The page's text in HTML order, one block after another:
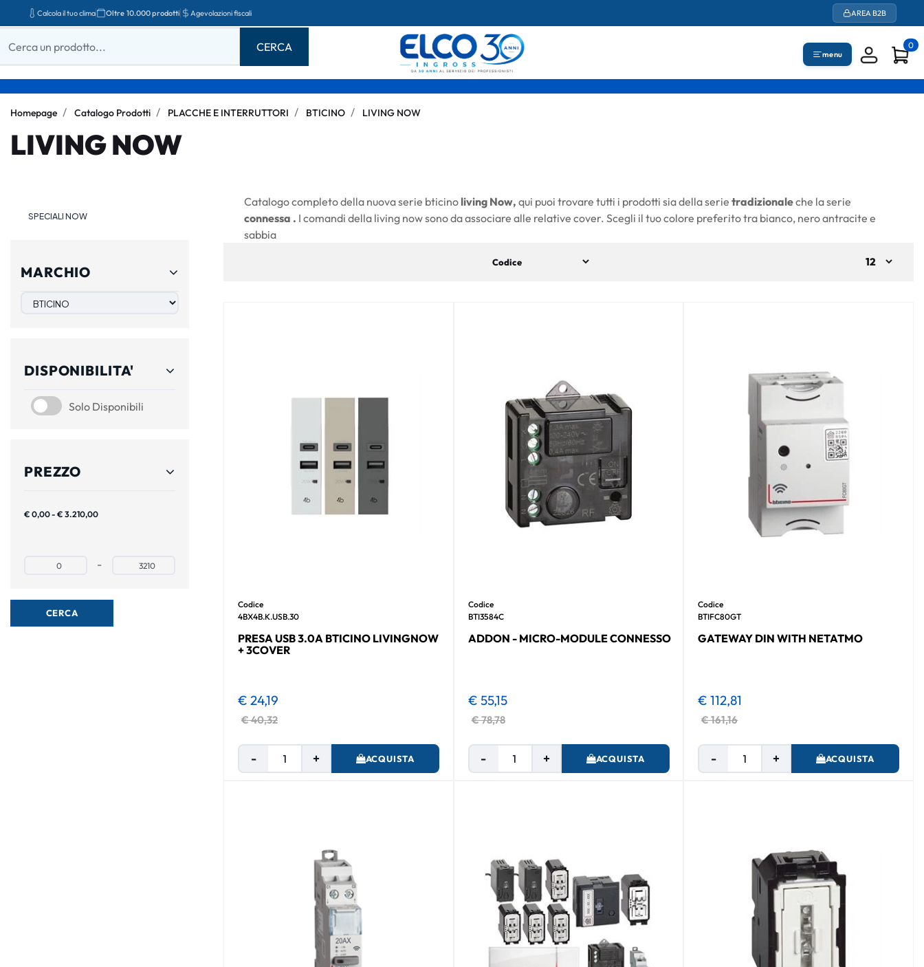
Calcola il tuo clima Oltre 10.000 prodotti Agevolazioni fiscali AREA B2B
menu
0
Homepage Catalogo Prodotti PLACCHE E INTERRUTTORI BTICINO LIVING NOW
LIVING NOW
SPECIALI NOW
MARCHIO
DISPONIBILITA'
Solo Disponibili
SOLO DISPONIBILI
PREZZO
€ 0,00 - € 3.210,00
Prezzo minimo - Prezzo massimo
Catalogo completo della nuova serie bticino living Now, qui puoi trovare tutti i prodotti sia della serie tradizionaleche la serie
connessa . I comandi della living now sono da associare alle relative cover. Scegli il tuo colore preferito tra bianco, nero antracite e
sabbia
Codice
4BX4B.K.USB.30
PRESA USB 3.0A BTICINO LIVINGNOW
+ 3COVER
€ 40,32
€ 24,19
Quantità ACQUISTA
Codice
BTI3584C
ADDON - MICRO-MODULE CONNESSO
€ 78,78
€ 55,15
Quantità ACQUISTA
Codice
BTIFC80GT
GATEWAY DIN WITH NETATMO
€ 161,16
€ 112,81
Quantità ACQUISTA